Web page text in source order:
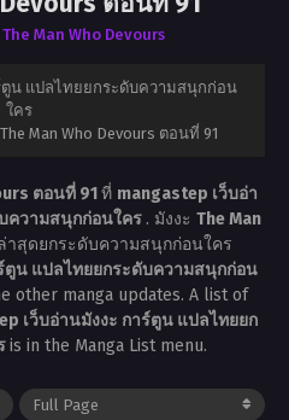
The Man Who Devours
ตูน แปลไทยยกระดับความสนุกก่อน
ใคร
The Man Who Devours ตอนที่ 91
ตอนที่ 91ที่ mangastep เว็บอ่า
ความสนุกก่อนใคร . มังงะ The Man
าสุดยกระดับความสนุกก่อนใคร
ตูน แปลไทยยกระดับความสนุกก่อน
other manga updates. A list of
เว็บอ่านมังงะ การ์ตูน แปลไทยยก
is in the Manga List menu.